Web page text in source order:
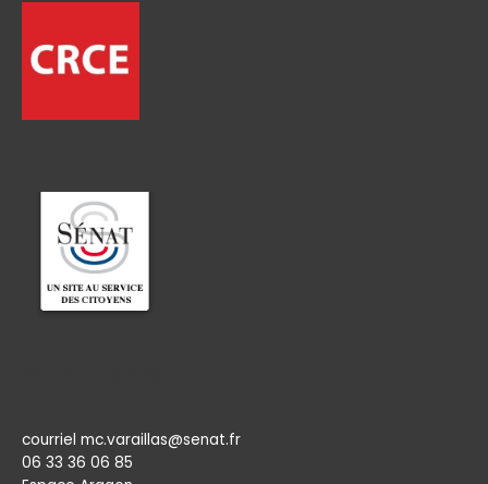
courriel mc.varaillas@senat.fr
06 33 36 06 85